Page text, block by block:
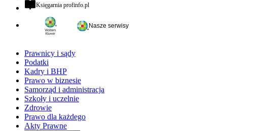
Księgarnia profinfo.plotwiera się w nowej karcie
Nasze serwisy
Prawnicy i sądy
Podatki
Kadry i BHP
Prawo w biznesie
Samorząd i administracja
Szkoły i uczelnie
Zdrowie
Prawo dla każdego
Akty Prawne